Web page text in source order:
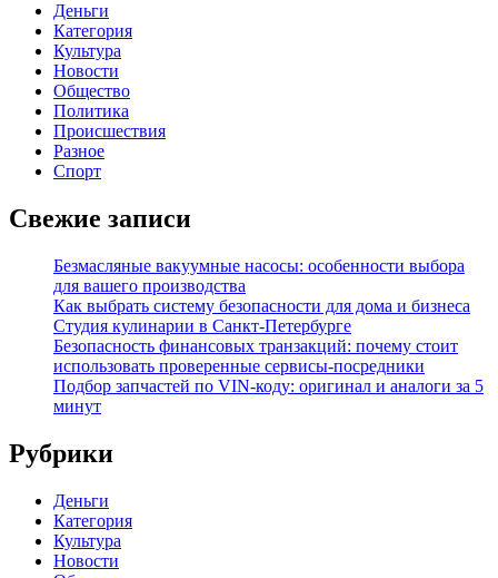
Деньги
Категория
Культура
Новости
Общество
Политика
Происшествия
Разное
Спорт
Свежие записи
Безмасляные вакуумные насосы: особенности выбора
для вашего производства
Как выбрать систему безопасности для дома и бизнеса
Студия кулинарии в Санкт-Петербурге
Безопасность финансовых транзакций: почему стоит
использовать проверенные сервисы-посредники
Подбор запчастей по VIN-коду: оригинал и аналоги за 5
минут
Рубрики
Деньги
Категория
Культура
Новости